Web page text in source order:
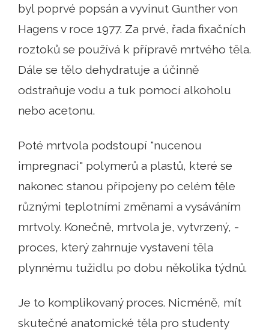
byl poprvé popsán a vyvinut Gunther von
Hagens v roce 1977. Za prvé, řada fixačních
roztoků se používá k přípravě mrtvého těla.
Dále se tělo dehydratuje a účinně
odstraňuje vodu a tuk pomocí alkoholu
nebo acetonu.
Poté mrtvola podstoupí "nucenou
impregnaci" polymerů a plastů, které se
nakonec stanou připojeny po celém těle
různými teplotními změnami a vysáváním
mrtvoly. Konečně, mrtvola je, vytvrzený, -
proces, který zahrnuje vystavení těla
plynnému tužidlu po dobu několika týdnů.
Je to komplikovaný proces. Nicméně, mít
skutečné anatomické těla pro studenty